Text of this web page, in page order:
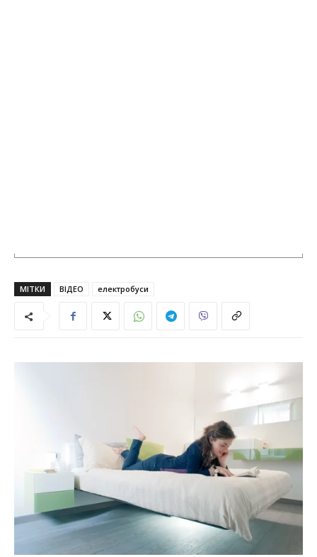
МІТКИ ВІДЕО електробуси